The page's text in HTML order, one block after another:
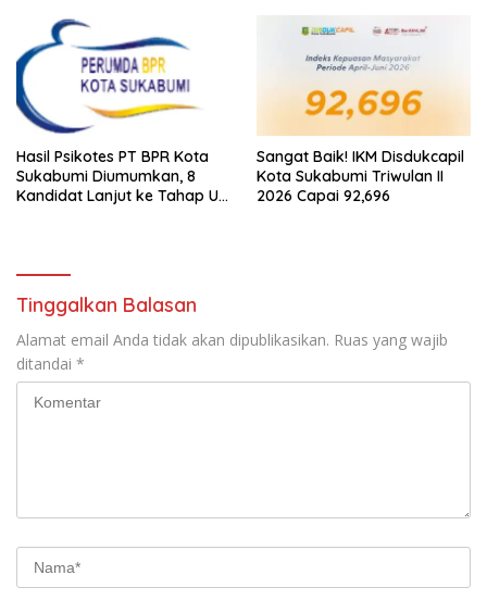
Hasil Psikotes PT BPR Kota
Sukabumi Diumumkan, 8
Kandidat Lanjut ke Tahap Uji
Sangat Baik! IKM Disdukcapil
Kota Sukabumi Triwulan II
2026 Capai 92,696
Tinggalkan Balasan
Alamat email Anda tidak akan dipublikasikan. Ruas yang wajib
ditandai *